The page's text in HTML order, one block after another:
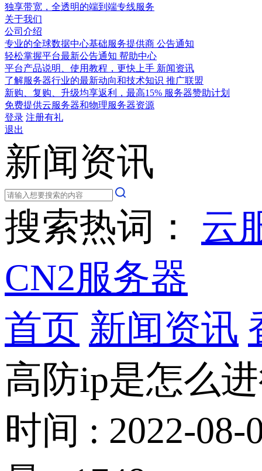
独享带宽，全透明的端到端专线服务
关于我们
公司介绍
专业的全球数据中心基础服务提供商 公告通知
轻松掌握平台最新公告通知 帮助中心
平台产品说明、使用教程，更快上手 新闻资讯
了解服务器行业的最新动向和技术知识 推广联盟
新购、复购、升级均享返利，最高15% 服务器赞助计划
免费提供云服务器和物理服务器资源
登录 注册有礼
退出
新闻资讯
搜索热词： 云
CN2服务器
首页 新闻资讯
高防ip是怎么
时间 : 2022-08-